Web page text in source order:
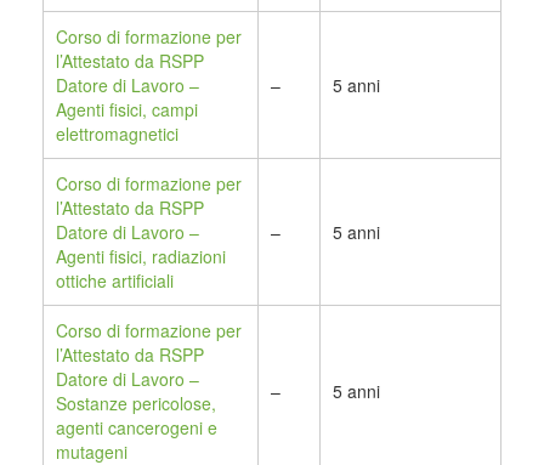
Corso di formazione per
l’Attestato da RSPP
Datore di Lavoro –
Agenti fisici, campi
elettromagnetici
– 5 anni
Corso di formazione per
l’Attestato da RSPP
Datore di Lavoro –
Agenti fisici, radiazioni
ottiche artificiali
– 5 anni
Corso di formazione per
l’Attestato da RSPP
Datore di Lavoro –
Sostanze pericolose,
agenti cancerogeni e
mutageni
– 5 anni